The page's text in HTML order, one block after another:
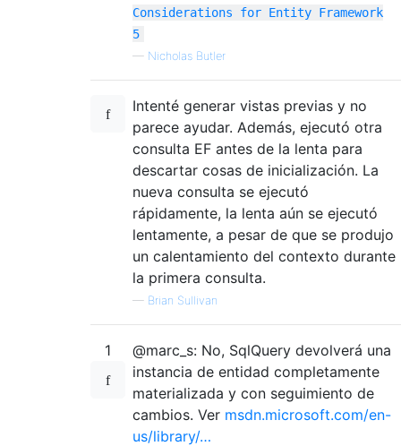
Considerations for Entity Framework
5
— Nicholas Butler
Intenté generar vistas previas y no
parece ayudar. Además, ejecutó otra
consulta EF antes de la lenta para
descartar cosas de inicialización. La
nueva consulta se ejecutó
rápidamente, la lenta aún se ejecutó
lentamente, a pesar de que se produjo
un calentamiento del contexto durante
la primera consulta.
— Brian Sullivan
1
@marc_s: No, SqlQuery devolverá una
instancia de entidad completamente
materializada y con seguimiento de
cambios. Ver msdn.microsoft.com/en-
us/library/…